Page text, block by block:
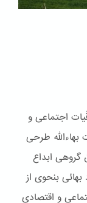
اجتماعی و
طرحی
گروهی ابداع
بنحوی از
و اقتصادی